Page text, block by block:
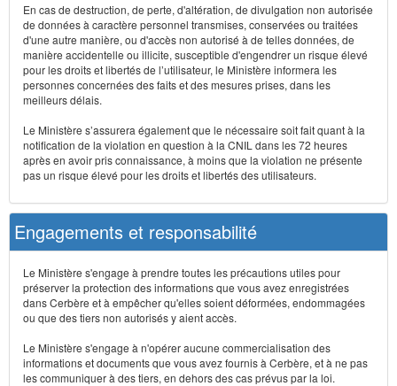
En cas de destruction, de perte, d'altération, de divulgation non autorisée
de données à caractère personnel transmises, conservées ou traitées
d'une autre manière, ou d'accès non autorisé à de telles données, de
manière accidentelle ou illicite, susceptible d'engendrer un risque élevé
pour les droits et libertés de l’utilisateur, le Ministère informera les
personnes concernées des faits et des mesures prises, dans les
meilleurs délais.
Le Ministère s’assurera également que le nécessaire soit fait quant à la
notification de la violation en question à la CNIL dans les 72 heures
après en avoir pris connaissance, à moins que la violation ne présente
pas un risque élevé pour les droits et libertés des utilisateurs.
Engagements et responsabilité
Le Ministère s'engage à prendre toutes les précautions utiles pour
préserver la protection des informations que vous avez enregistrées
dans Cerbère et à empêcher qu'elles soient déformées, endommagées
ou que des tiers non autorisés y aient accès.
Le Ministère s'engage à n'opérer aucune commercialisation des
informations et documents que vous avez fournis à Cerbère, et à ne pas
les communiquer à des tiers, en dehors des cas prévus par la loi.